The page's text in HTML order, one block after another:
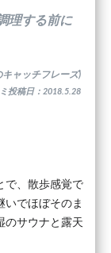
理する前に
キャッチフレーズ)
投稿日：2018.5.28
で、散歩感覚で
いでほぼそのま
のサウナと露天